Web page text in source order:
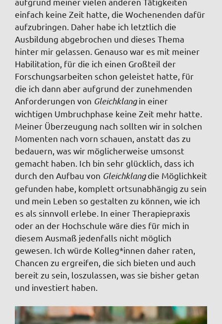
einfach keine Zeit hatte, die Wochenenden dafür
aufzubringen. Daher habe ich letztlich die
Ausbildung abgebrochen und dieses Thema
hinter mir gelassen. Genauso war es mit meiner
Habilitation, für die ich einen Großteil der
Forschungsarbeiten schon geleistet hatte, für
die ich dann aber aufgrund der zunehmenden
Anforderungen von Gleichklangin einer
wichtigen Umbruchphase keine Zeit mehr hatte.
Meiner Überzeugung nach sollten wir in solchen
Momenten nach vorn schauen, anstatt das zu
bedauern, was wir möglicherweise umsonst
gemacht haben. Ich bin sehr glücklich, dass ich
durch den Aufbau von Gleichklangdie Möglichkeit
gefunden habe, komplett ortsunabhängig zu sein
und mein Leben so gestalten zu können, wie ich
es als sinnvoll erlebe. In einer Therapiepraxis
oder an der Hochschule wäre dies für mich in
diesem Ausmaß jedenfalls nicht möglich
gewesen. Ich würde Kolleg*innen daher raten,
Chancen zu ergreifen, die sich bieten und auch
bereit zu sein, loszulassen, was sie bisher getan
und investiert haben.